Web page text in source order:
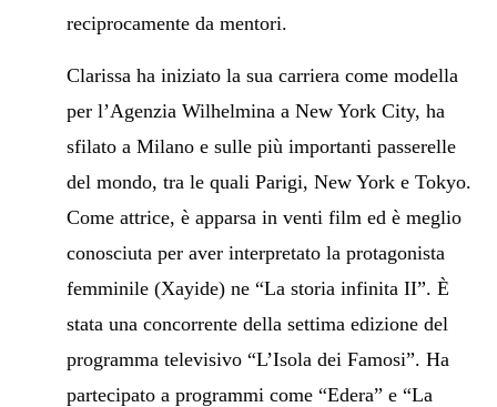
reciprocamente da mentori.
Clarissa ha iniziato la sua carriera come modella
per l’Agenzia Wilhelmina a New York City, ha
sfilato a Milano e sulle più importanti passerelle
del mondo, tra le quali Parigi, New York e Tokyo.
Come attrice, è apparsa in venti film ed è meglio
conosciuta per aver interpretato la protagonista
femminile (Xayide) ne “La storia infinita II”. È
stata una concorrente della settima edizione del
programma televisivo “L’Isola dei Famosi”. Ha
partecipato a programmi come “Edera” e “La